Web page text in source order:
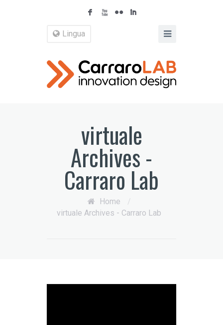
F X N I
Lingua
virtuale
Archives -
Carraro Lab
Home
/
virtuale Archives - Carraro Lab